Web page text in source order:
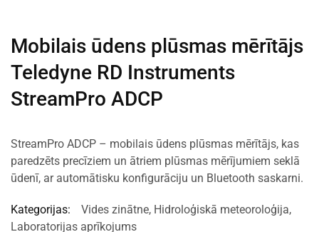
Mobilais ūdens plūsmas mērītājs
Teledyne RD Instruments
StreamPro ADCP
StreamPro ADCP – mobilais ūdens plūsmas mērītājs, kas
paredzēts precīziem un ātriem plūsmas mērījumiem seklā
ūdenī, ar automātisku konfigurāciju un Bluetooth saskarni.
Kategorijas: Vides zinātne, Hidroloģiskā meteoroloģija,
Laboratorijas aprīkojums